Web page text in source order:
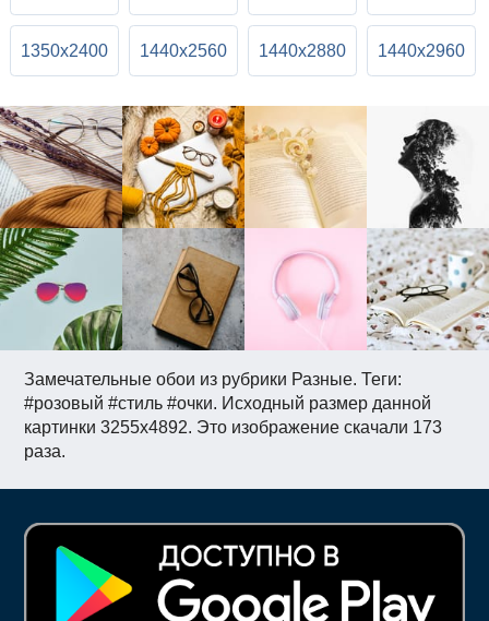
Замечательные обои из рубрики Разные. Теги:
#розовый #стиль #очки. Исходный размер данной
картинки 3255x4892. Это изображение скачали 173
раза.
1350x2400 1440x2560 1440x2880 1440x2960